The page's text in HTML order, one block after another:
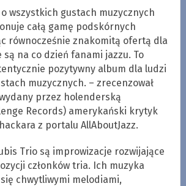
wszystkich gustach muzycznych
całą gamę podskórnych
równocześnie znakomitą ofertą dla
na co dzień fanami jazzu. To
pozytywny album dla ludzi
muzycznych. – zrecenzował
przez holenderską
Records) amerykański krytyk
z portalu AllAboutJazz.
Trio są improwizacje rozwijające
członków tria. Ich muzyka
chwytliwymi melodiami,